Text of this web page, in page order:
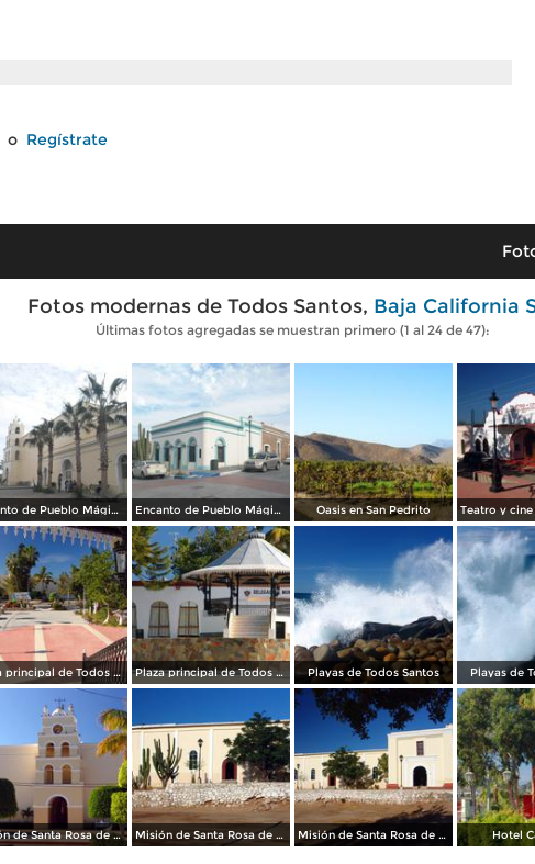
o Regístrate
Fotos modernas de Todos Santos, Baja California
Últimas fotos agregadas se muestran primero (1 al 24 de 47):
Encanto de Pueblo Mágico Encanto de Pueblo Mágico Oasis en San Pedrito
Plaza principal de Todos Santos Plaza principal de Todos Santos Playas de Todos Santos Playas de
Misión de Santa Rosa de Todos Santos Misión de Santa Rosa de Todos Santos Misión de Santa Rosa de Todos Santos Hotel